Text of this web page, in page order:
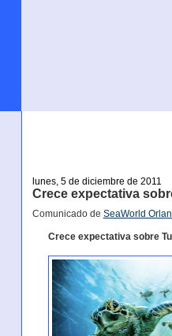
lunes, 5 de diciembre de 2011
Crece expectativa
Comunicado de SeaWorld
Crece expectativa sobre